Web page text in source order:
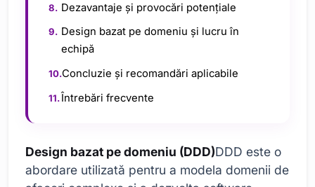
Dezavantaje și provocări potențiale
Design bazat pe domeniu și lucru în
echipă
Concluzie și recomandări aplicabile
Întrebări frecvente
Design bazat pe domeniu (DDD)DDD este o
abordare utilizată pentru a modela domenii de